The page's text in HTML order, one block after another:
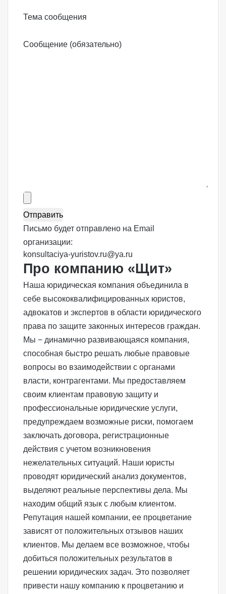
Тема сообщения
Сообщение (обязательно)
Письмо будет отправлено на Email
организации:
konsultaciya-yuristov.ru@ya.ru
Про компанию «Щит»
Наша юридическая компания объединила в
себе высококвалифицированных юристов,
адвокатов и экспертов в области юридического
права по защите законных интересов граждан.
Мы − динамично развивающаяся компания,
способная быстро решать любые правовые
вопросы во взаимодействии с органами
власти, контрагентами. Мы предоставляем
своим клиентам правовую защиту и
профессиональные юридические услуги,
предупреждаем возможные риски, помогаем
заключать договора, регистрационные
действия с учетом возникновения
нежелательных ситуаций. Наши юристы
проводят юридический анализ документов,
выделяют реальные перспективы дела. Мы
находим общий язык с любым клиентом.
Репутация нашей компании, ее процветание
зависят от положительных отзывов наших
клиентов. Мы делаем все возможное, чтобы
добиться положительных результатов в
решении юридических задач. Это позволяет
привести нашу компанию к процветанию и